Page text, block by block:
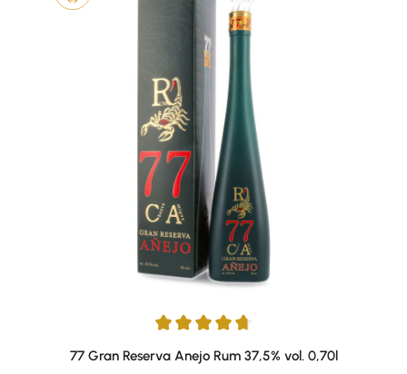
Durchschnittliche Bewertung von 4.86 von 5 Sternen
77 Gran Reserva Anejo Rum 37,5% vol. 0,70l